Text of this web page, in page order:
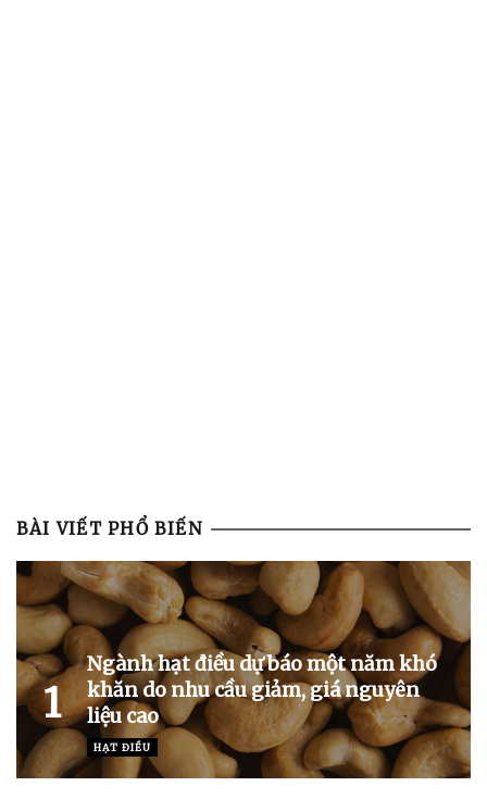
BÀI VIẾT PHỔ BIẾN
1
Ngành hạt điều dự báo một năm khó
khăn do nhu cầu giảm, giá nguyên
liệu cao
HẠT ĐIỀU